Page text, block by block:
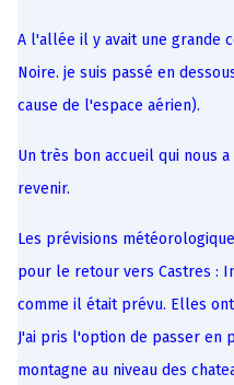
A l'allée il y avait une grande
Noire. je suis passé en
cause de l'espace aérien).
Un très bon accueil qui nous
revenir.
Les prévisions
pour le retour vers Castres :
comme il était prévu. Elles
J'ai pris l'option de passer en
montagne au niveau des